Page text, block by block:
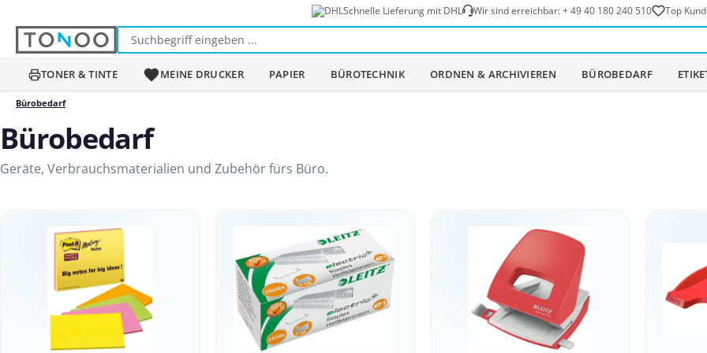
Schnelle Lieferung mit DHL Wir sind erreichbar:+ 49 40 180 240 510 Top
TONER & TINTE MEINE DRUCKER PAPIER BÜROTECHNIK ORDNEN & ARCHIVIEREN BÜROBEDARF
Bürobedarf
Bürobedarf
Geräte, Verbrauchsmaterialien und Zubehör fürs Büro.